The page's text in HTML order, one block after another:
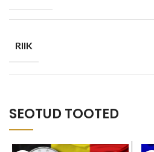
RIIK
SEOTUD TOOTED